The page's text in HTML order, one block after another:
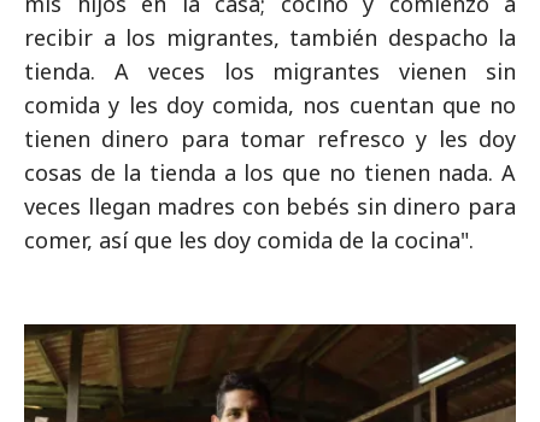
recibir a los migrantes, también despacho la
tienda. A veces los migrantes vienen sin
comida y les doy comida, nos cuentan que no
tienen dinero para tomar refresco y les doy
cosas de la tienda a los que no tienen nada. A
veces llegan madres con bebés sin dinero para
comer, así que les doy comida de la cocina".